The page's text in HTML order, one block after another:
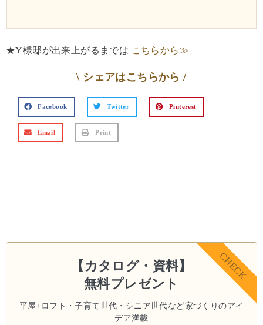
★Y様邸が出来上がるまでは こちらから≫
\ シェアはこちらから /
Facebook Twitter Pinterest
Email Print
【カタログ・資料】
無料プレゼント
平屋+ロフト・子育て世代・シニア世代など家づくりのアイ
デア満載
CHECK